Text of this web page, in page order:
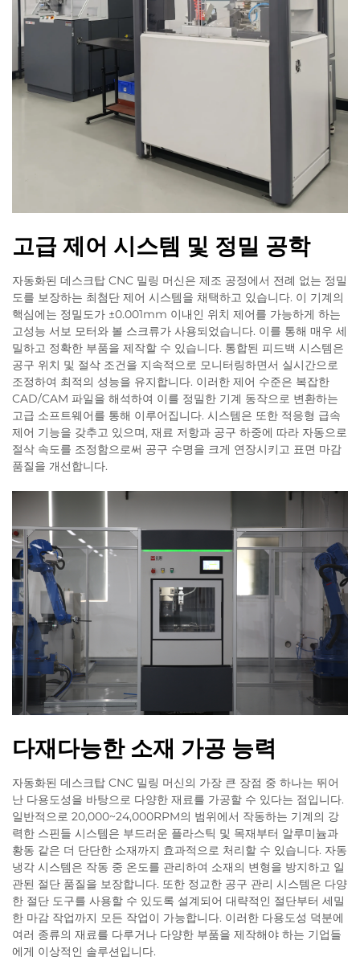
고급 제어 시스템 및 정밀 공학
자동화된 데스크탑 CNC 밀링 머신은 제조 공정에서 전례 없는 정밀
도를 보장하는 최첨단 제어 시스템을 채택하고 있습니다. 이 기계의
핵심에는 정밀도가 ±0.001mm 이내인 위치 제어를 가능하게 하는
고성능 서보 모터와 볼 스크류가 사용되었습니다. 이를 통해 매우 세
밀하고 정확한 부품을 제작할 수 있습니다. 통합된 피드백 시스템은
공구 위치 및 절삭 조건을 지속적으로 모니터링하면서 실시간으로
조정하여 최적의 성능을 유지합니다. 이러한 제어 수준은 복잡한
CAD/CAM 파일을 해석하여 이를 정밀한 기계 동작으로 변환하는
고급 소프트웨어를 통해 이루어집니다. 시스템은 또한 적응형 급속
제어 기능을 갖추고 있으며, 재료 저항과 공구 하중에 따라 자동으로
절삭 속도를 조정함으로써 공구 수명을 크게 연장시키고 표면 마감
품질을 개선합니다.
다재다능한 소재 가공 능력
자동화된 데스크탑 CNC 밀링 머신의 가장 큰 장점 중 하나는 뛰어
난 다용도성을 바탕으로 다양한 재료를 가공할 수 있다는 점입니다.
일반적으로 20,000~24,000RPM의 범위에서 작동하는 기계의 강
력한 스핀들 시스템은 부드러운 플라스틱 및 목재부터 알루미늄과
황동 같은 더 단단한 소재까지 효과적으로 처리할 수 있습니다. 자동
냉각 시스템은 작동 중 온도를 관리하여 소재의 변형을 방지하고 일
관된 절단 품질을 보장합니다. 또한 정교한 공구 관리 시스템은 다양
한 절단 도구를 사용할 수 있도록 설계되어 대략적인 절단부터 세밀
한 마감 작업까지 모든 작업이 가능합니다. 이러한 다용도성 덕분에
여러 종류의 재료를 다루거나 다양한 부품을 제작해야 하는 기업들
에게 이상적인 솔루션입니다.